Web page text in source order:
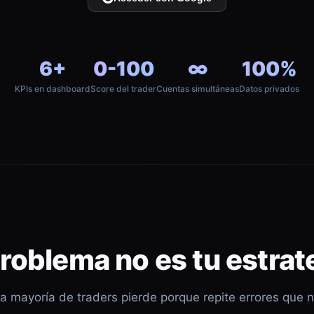
6+
KPIs en dashboard
0-100
Score del trader
∞
Cuentas simultáneas
100%
Datos privados
no es tu
mayoría de traders pierde porque repite errores que